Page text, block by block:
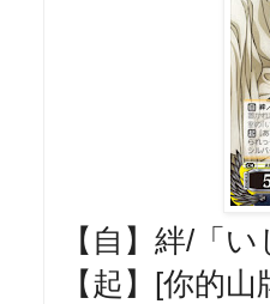
【自】絆/「
【起】[你的